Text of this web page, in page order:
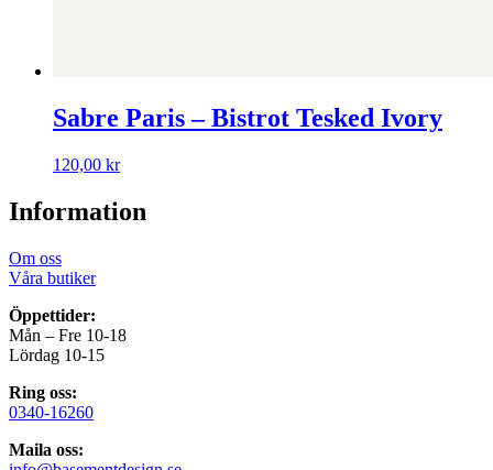
Sabre Paris – Bistrot Tesked Ivory
120,00 kr
Information
Om oss
Våra butiker
Öppettider:
Mån – Fre 10-18
Lördag 10-15
Ring oss:
0340-16260
Maila oss: